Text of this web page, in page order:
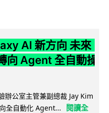
AI 新方向 未來
向 Agent 全自動操
公室主管兼副總裁 Jay Kim
全自動化 Agent...
閱讀全